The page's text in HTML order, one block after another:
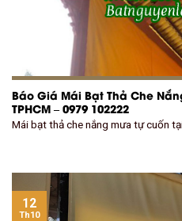
Báo Giá Mái Bạt Thả Che
TPHCM – 0979 102222
Mái bạt thả che nắng mưa tự cuốn
12
Th10